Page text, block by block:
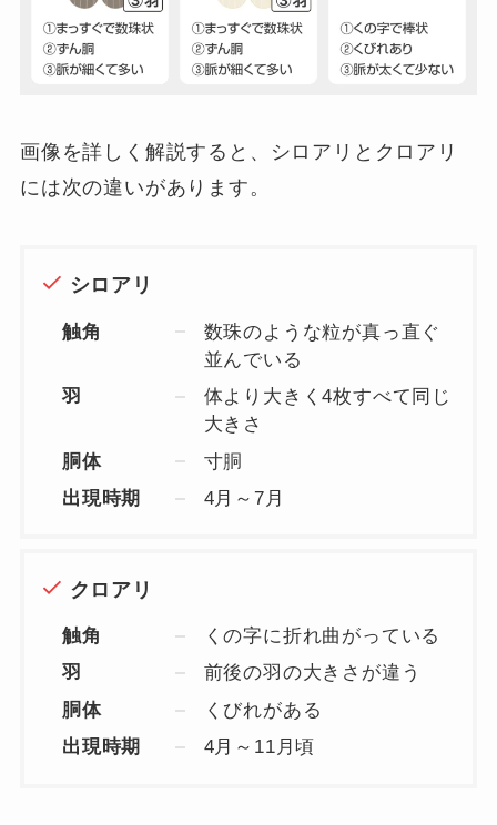
画像を詳しく解説すると、シロアリとクロアリ
には次の違いがあります。
シロアリ
触角
数珠のような粒が真っ直ぐ
並んでいる
羽
体より大きく4枚すべて同じ
大きさ
胴体
寸胴
出現時期
4月～7月
クロアリ
触角
くの字に折れ曲がっている
羽
前後の羽の大きさが違う
胴体
くびれがある
出現時期
4月～11月頃